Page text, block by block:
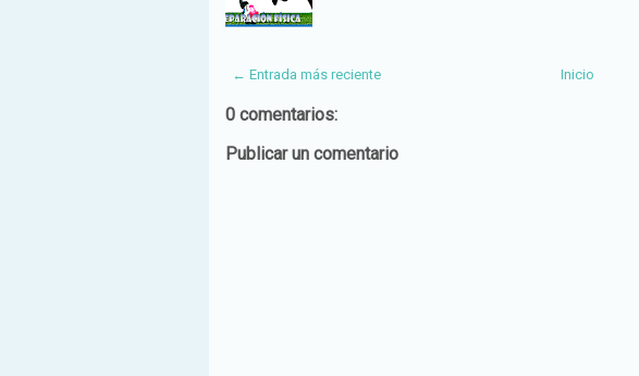
← Entrada más reciente Inicio
0 comentarios:
Publicar un comentario